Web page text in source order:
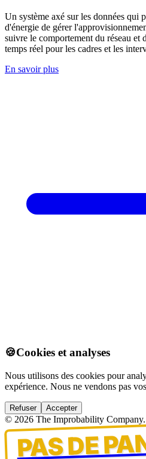
Un système axé sur les données qui
d'énergie de gérer
suivre le comportement du réseau et
temps réel pour les cadres et les
En savoir plus
🍪Cookies et analyses
Nous utilisons des cookies pour
expérience. Nous ne vendons pas
Refuser Accepter
© 2026 The Improbability Company.
PAS DE